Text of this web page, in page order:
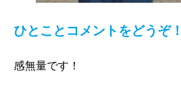
ひとことコメントをどうぞ！
感無量です！